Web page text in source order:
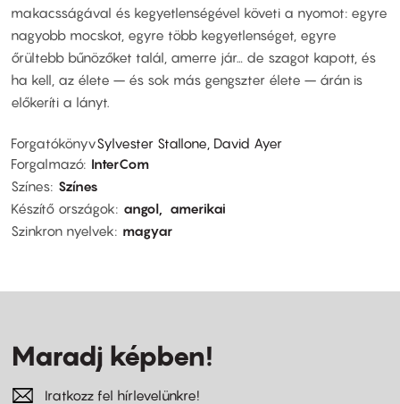
makacsságával és kegyetlenségével követi a nyomot: egyre
nagyobb mocskot, egyre több kegyetlenséget, egyre
őrültebb bűnözőket talál, amerre jár… de szagot kapott, és
ha kell, az élete – és sok más gengszter élete – árán is
előkeríti a lányt.
ForgatókönyvSylvester Stallone, David Ayer
Forgalmazó InterCom
Színes Színes
Készítő országok
angol
amerikai
Szinkron nyelvek
magyar
Maradj képben!
Iratkozz fel hírlevelünkre!